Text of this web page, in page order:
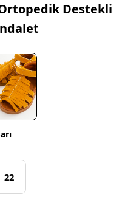
Destekli
22